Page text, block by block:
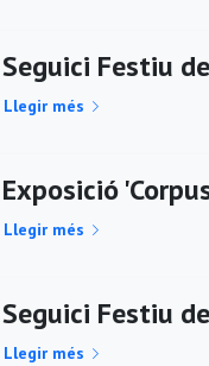
Seguici Festiu
Llegir més
Exposició
Llegir més
Seguici Festiu
Llegir més